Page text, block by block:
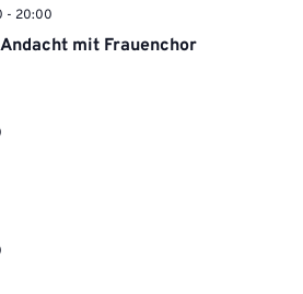
mit Frauenchor
- 20:00